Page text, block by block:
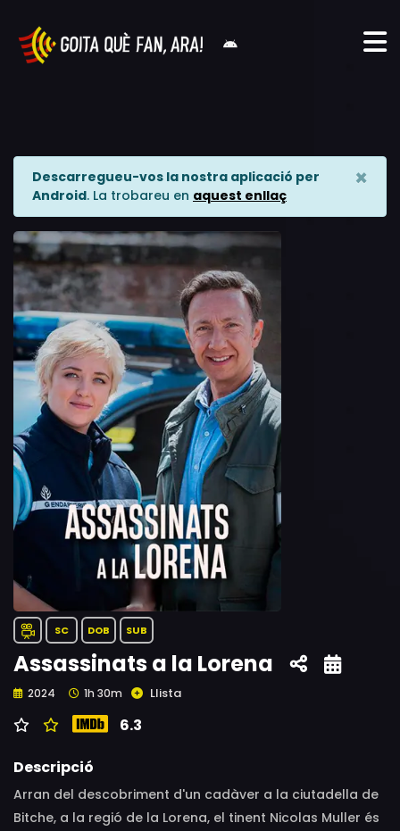
Descarregueu-vos la nostra aplicació per
Android. La trobareu en aquest enllaç
×
SC DOB SUB
Assassinats a la Lorena
2024 1h 30m Llista
6.3
Descripció
Arran del descobriment d'un cadàver a la ciutadella de
Bitche, a la regió de la Lorena, el tinent Nicolas Muller és